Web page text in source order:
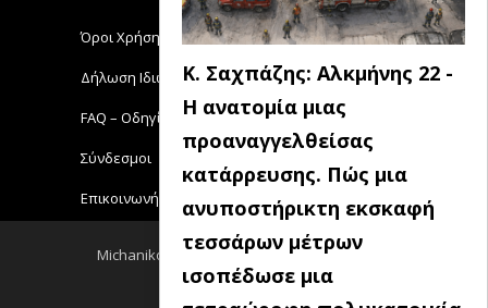
Κ. Σαχπάζης: Αλκμήνης 22 -
Η ανατομία μιας
προαναγγελθείσας
κατάρρευσης. Πώς μια
ανυποστήρικτη εκσκαφή
τεσσάρων μέτρων
ισοπέδωσε μια
Όροι Χρήσης
Δήλωση Ιδιωτικότητας
FAQ – Οδηγίες Χρήσης
Σύνδεσμοι
Επικοινωνήστε με το Michanikos-Online
Michanikos-Online 2018 - All Rights Reserved
Back to top